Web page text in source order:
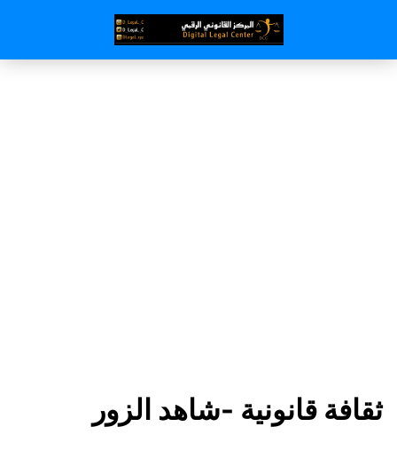
ثقافة قانونية -شاهد الزور